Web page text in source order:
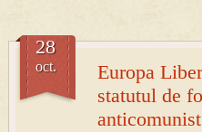
Europa
statutul de
anticomunist
28
oct.